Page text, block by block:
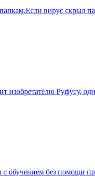
вирус скрыл
Руфусу,
обучением без помощи